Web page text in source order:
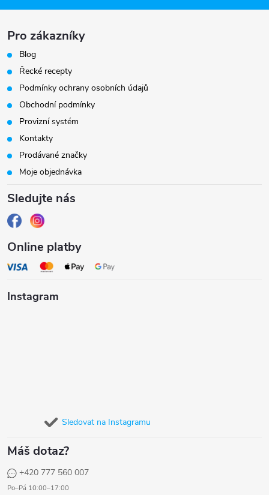
tPro zákazníky
Blog
Řecké recepty
Podmínky ochrany osobních údajů
Obchodní podmínky
Provizní systém
Kontakty
Prodávané značky
Moje objednávka
Sledujte nás
Online platby
Instagram
Sledovat na Instagramu
Máš dotaz?
+420 777 560 007
Po–Pá 10:00–17:00